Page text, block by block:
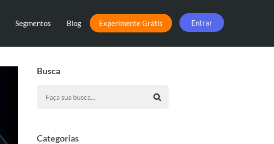
Segmentos Blog Experimente Grátis Entrar
Busca
Categorias